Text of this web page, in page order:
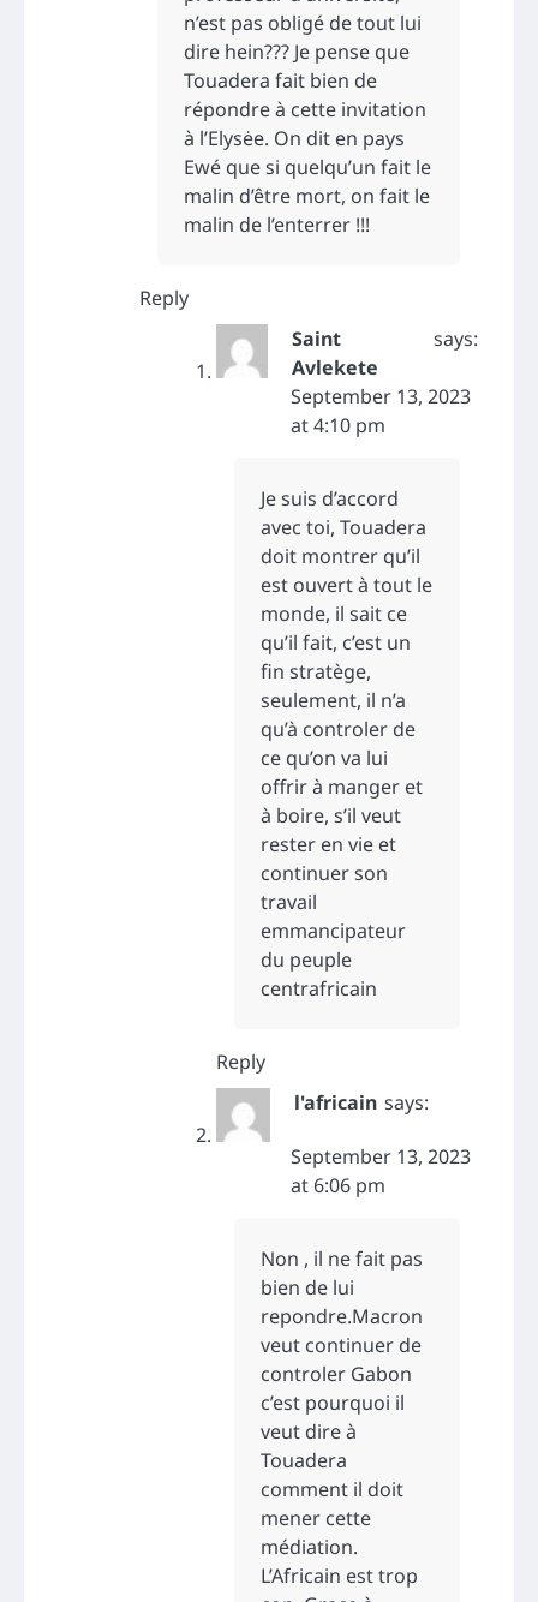
n’est pas obligé de tout lui
dire hein??? Je pense que
Touadera fait bien de
répondre à cette invitation
à l’Elysėe. On dit en pays
Ewé que si quelqu’un fait le
malin d’être mort, on fait le
malin de l’enterrer !!!
Reply
Saint
Avlekete
says:
September 13, 2023
at 4:10 pm
Je suis d’accord
avec toi, Touadera
doit montrer qu’il
est ouvert à tout le
monde, il sait ce
qu’il fait, c’est un
fin stratège,
seulement, il n’a
qu’à controler de
ce qu’on va lui
offrir à manger et
à boire, s’il veut
rester en vie et
continuer son
travail
emmancipateur
du peuple
centrafricain
Reply
l'africain says:
September 13, 2023
at 6:06 pm
Non , il ne fait pas
bien de lui
repondre.Macron
veut continuer de
controler Gabon
c’est pourquoi il
veut dire à
Touadera
comment il doit
mener cette
médiation.
L’Africain est trop